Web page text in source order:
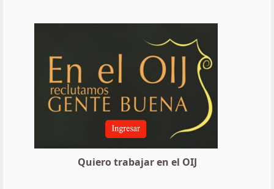
Quiero trabajar en el OIJ